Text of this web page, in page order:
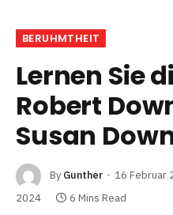
BERUHMTHEIT
Lernen Sie
Robert
Susan
By Gunther 16 Februar
2024
6 Mins Read